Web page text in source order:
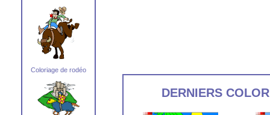
Coloriage de rodéo
DERNIERS